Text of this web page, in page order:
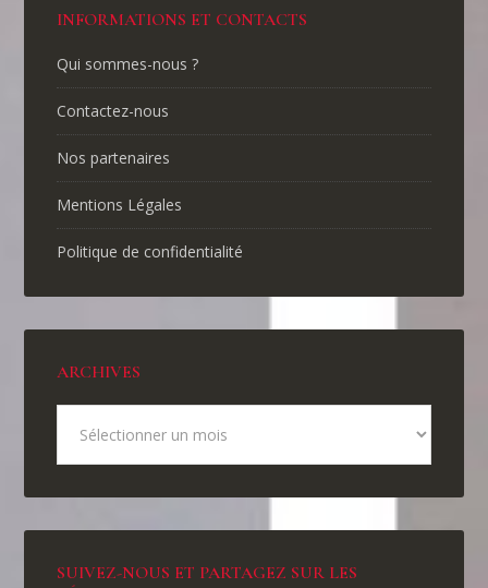
INFORMATIONS ET CONTACTS
Qui sommes-nous ?
Contactez-nous
Nos partenaires
Mentions Légales
Politique de confidentialité
ARCHIVES
SUIVEZ-NOUS ET PARTAGEZ SUR LES